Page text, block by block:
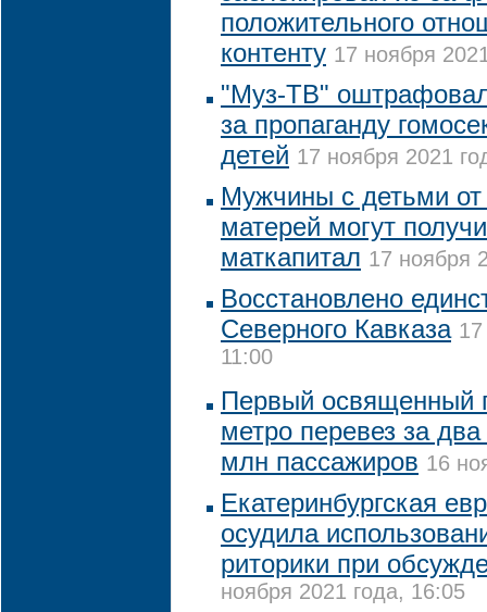
положительного
контенту 17 ноября
"Муз-ТВ"
за пропаганду
детей 17 ноября 2021
Мужчины с детьми от
матерей могут
маткапитал 17 ноября
Восстановлено
Северного Кавказа
11:00
Первый освященный
метро перевез за
млн пассажиров 16
Екатеринбургская
осудила
риторики при
ноября 2021 года, 16:05